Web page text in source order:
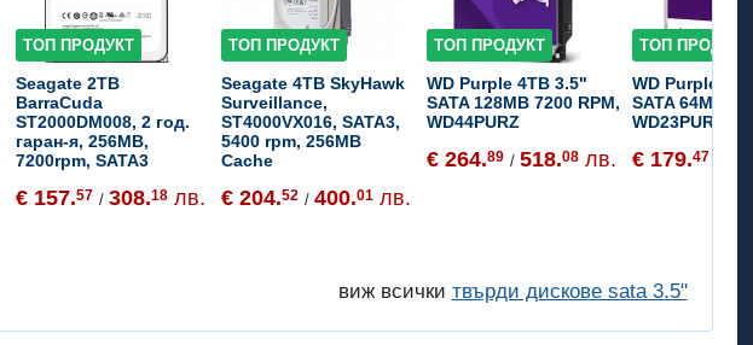
ТОП ПРОДУКТ
Seagate 2TB
BarraCuda
ST2000DM008, 2 год.
гаран-я, 256MB,
7200rpm, SATA3
€ 157.57 /308.18 лв.
ТОП ПРОДУКТ
Seagate 4TB SkyHawk
Surveillance,
ST4000VX016, SATA3,
5400 rpm, 256MB
Cache
€ 204.52 /400.01 лв.
ТОП ПРОДУКТ
WD Purple 4TB 3.5"
SATA 128MB 7200 RPM,
WD44PURZ
€ 264.89 /518.08 лв.
ТОП ПРОДУКТ
WD Purple
SATA 64MB
WD23PURZ
€ 179.47
виж всички твърди дискове sata 3.5"